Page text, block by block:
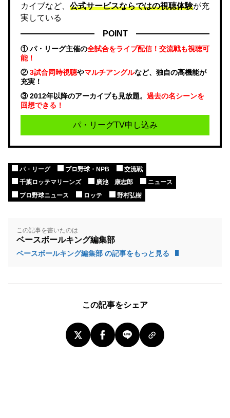
カイブなど、 公式サービスならではの視聴体験が充
実している
POINT
① パ・リーグ主催の全試合をライブ配信！交流戦も視聴可
能！
②3試合同時視聴やマルチアングルなど、独自の高機能が
充実！
③ 2012年以降のアーカイブも見放題。 過去の名シーンを
回想できる！
パ・リーグTV申し込み
パ・リーグ プロ野球・NPB
交流戦
千葉ロッテマリーンズ
廣池 康志郎
ニュース
プロ野球ニュース
ロッテ 野村弘樹
この記事を書いたのは
ベースボールキング編集部
ベースボールキング編集部 の記事をもっと見る
この記事をシェア